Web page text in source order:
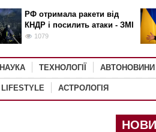
РФ отримала ракети від
КНДР і посилить атаки - ЗМІ
1079
НАУКА ТЕХНОЛОГІЇ АВТОНОВИНИ
LIFESTYLE АСТРОЛОГІЯ